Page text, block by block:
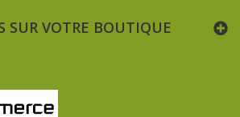
SUR VOTRE BOUTIQUE